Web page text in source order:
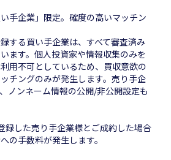
手企業」限定。確度の高いマッチン
する買い手企業は、すべて審査済み
ます。個人投資家や情報収集のみを
用不可としているため、買収意欲の
チングのみが発生します。売り手企
ノンネーム情報の公開/非公開設定も
録した売り手企業様とご成約した場合
の手数料が発生します。